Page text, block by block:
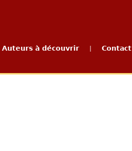
Auteurs à découvrir Contact